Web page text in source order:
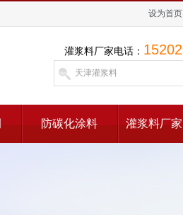
设为首页
灌浆料厂家电话：
防碳化涂料 灌浆料厂